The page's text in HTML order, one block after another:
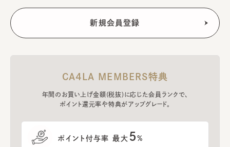
CA4LA MEMBERS特典
年間のお買い上げ金額(税抜)に応じた会員ランクで、
ポイント還元率や特典がアップグレード。
ポイント付与率 最大 5%